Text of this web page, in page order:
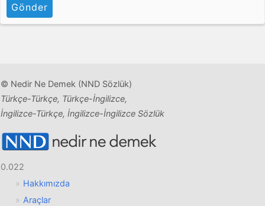
Gönder
© Nedir Ne Demek (NND Sözlük)
Türkçe-Türkçe, Türkçe-İngilizce,
İngilizce-Türkçe, İngilizce-İngilizce Sözlük
0.022
Hakkımızda
Araçlar